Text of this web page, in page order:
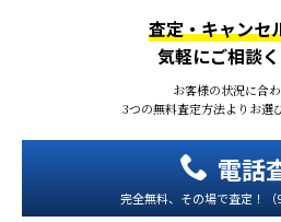
査定・キャンセ
気軽にご相談
お客様の状況に合わ
3つの無料査定方法よりお選
電話
完全無料、その場で査定！（